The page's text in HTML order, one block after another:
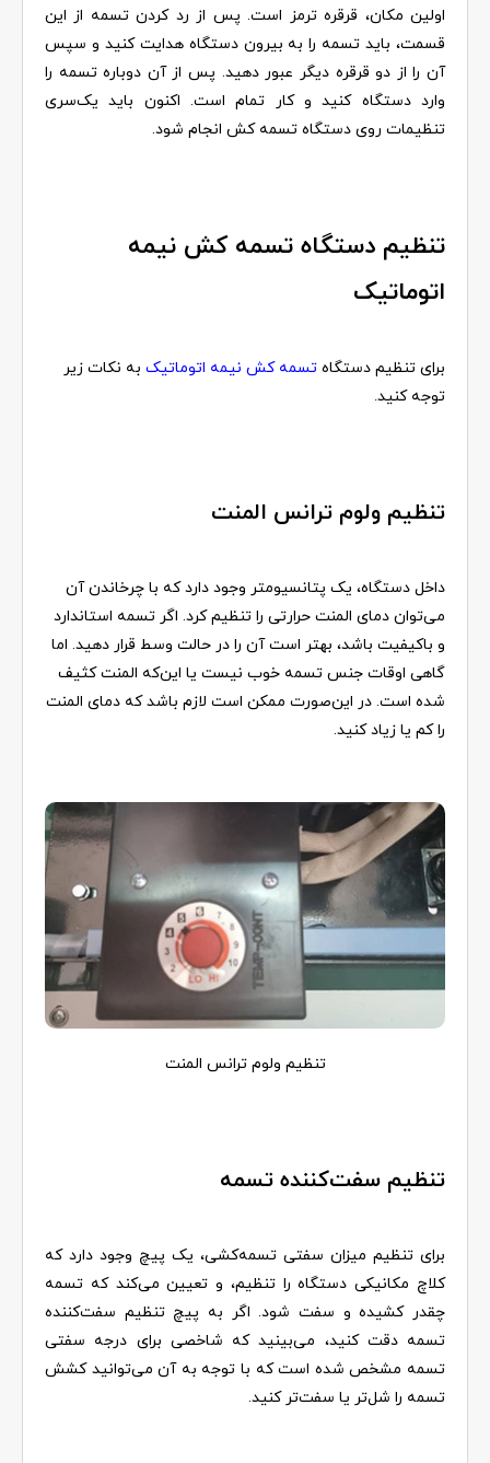
اولین مکان، قرقره ترمز است. پس از رد کردن تسمه از این
قسمت، باید تسمه را به بیرون دستگاه هدایت کنید و سپس
آن را از دو قرقره دیگر عبور دهید. پس از آن دوباره تسمه را
وارد دستگاه کنید و کار تمام است. اکنون باید یک‌سری
تنظیمات روی دستگاه تسمه کش انجام شود.
تنظیم دستگاه تسمه کش نیمه
اتوماتیک
برای تنظیم دستگاه تسمه کش نیمه اتوماتیک به نکات زیر
توجه کنید.
تنظیم ولوم ترانس المنت
داخل دستگاه، یک پتانسیومتر وجود دارد که با چرخاندن آن
می‌توان دمای المنت حرارتی را تنظیم کرد. اگر تسمه استاندارد
و باکیفیت باشد، بهتر است آن را در حالت وسط قرار دهید. اما
گاهی اوقات جنس تسمه خوب نیست یا این‌که المنت کثیف
شده است. در این‌صورت ممکن است لازم باشد که دمای المنت
را کم یا زیاد کنید.
تنظیم ولوم ترانس المنت
تنظیم سفت‌کننده تسمه
برای تنظیم میزان سفتی تسمه‌کشی، یک پیچ وجود دارد که
کلاچ مکانیکی دستگاه را تنظیم، و تعیین می‌کند که تسمه
چقدر کشیده و سفت شود. اگر به پیچ تنظیم سفت‌کننده
تسمه دقت کنید، می‌بینید که شاخصی برای درجه سفتی
تسمه مشخص شده است که با توجه به آن می‌توانید کشش
تسمه را شل‌تر یا سفت‌تر کنید.